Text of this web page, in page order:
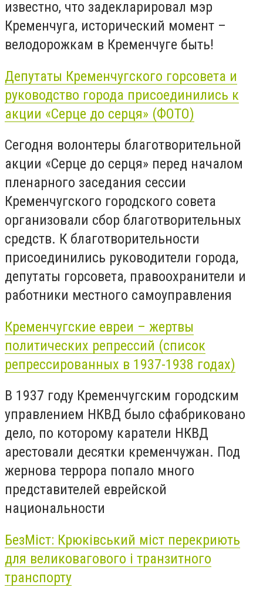
известно, что задекларировал мэр
Кременчуга, исторический момент –
велодорожкам в Кременчуге быть!
Депутаты Кременчугского горсовета и
руководство города присоединились к
акции «Серце до серця» (ФОТО)
Сегодня волонтеры благотворительной
акции «Серце до серця» перед началом
пленарного заседания сессии
Кременчугского городского совета
организовали сбор благотворительных
средств. К благотворительности
присоединились руководители города,
депутаты горсовета, правоохранители и
работники местного самоуправления
Кременчугские евреи – жертвы
политических репрессий (список
репрессированных в 1937-1938 годах)
В 1937 году Кременчугским городским
управлением НКВД было сфабриковано
дело, по которому каратели НКВД
арестовали десятки кременчужан. Под
жернова террора попало много
представителей еврейской
национальности
БезМіст: Крюківський міст перекриють
для великовагового і транзитного
транспорту